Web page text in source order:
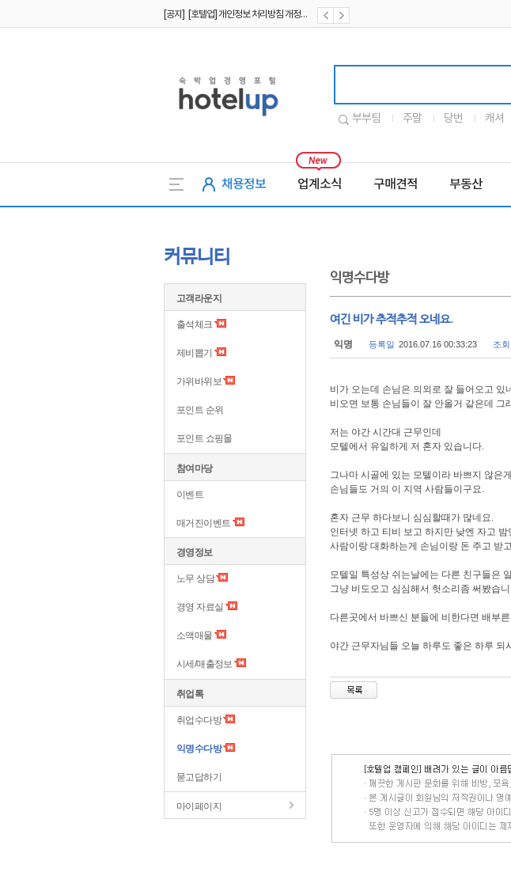
[공지] [호텔업] 개인정보 처리방침 개정본2 (19.09.02)
부부팀 주말 당번 캐셔
채용정보 업계소식 구매견적 부동산
커뮤니티
고객라운지
출석체크
제비뽑기
가위바위보
포인트 순위
포인트 쇼핑몰
참여마당
이벤트
매거진이벤트
경영정보
노무 상담
경영 자료실
소액매물
시세/매출정보
취업톡
취업수다방
익명수다방
묻고답하기
마이페이지
익명수다방
여긴 비가 추적추적 오네요.
익명 등록일 2016.07.16 00:33:23 조회
비가 오는데 손님은 의외로 잘 들어오고 있
비오면 보통 손님들이 잘 안올거 같은데
저는 야간 시간대 근무인데
모텔에서 유일하게 저 혼자 있습니다.
그나마 시골에 있는 모텔이라 바쁘지 않은
손님들도 거의 이 지역 사람들이구요.
혼자 근무 하다보니 심심할때가 많네요.
인터넷 하고 티비 보고 하지만 낮엔 자고 밤
사람이랑 대화하는게 손님이랑 돈 주고 받
모텔일 특성상 쉬는날에는 다른 친구들은
그냥 비도오고 심심해서 헛소리좀 써봤습
다른곳에서 바쁘신 분들에 비한다면 배부
야간 근무자님들 오늘 하루도 좋은 하루 되